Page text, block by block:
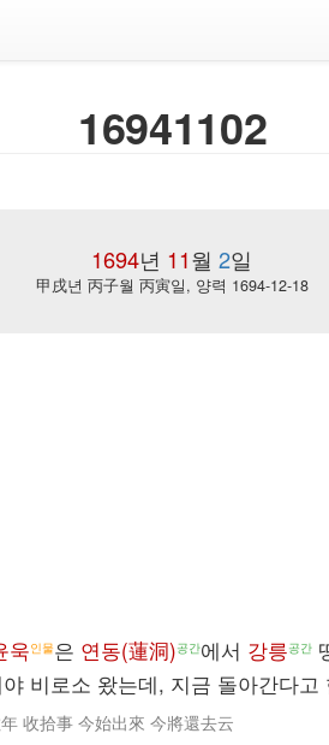
16941102
1694년 11월 2일
甲戌년 丙子월 丙寅일, 양력 1694-12-18
욱인물은 연동(蓮洞)공간에서 강릉공간
비로소 왔는데, 지금 돌아간다고
收拾事 今始出來 今將還去云